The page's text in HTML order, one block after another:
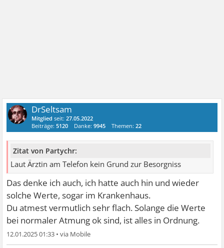
DrSeltsam
Mitglied seit:27.05.2022
Beiträge:5120 Danke:9945 Themen:22
Zitat von Partychr:
Laut Ärztin am Telefon kein Grund zur Besorgniss
Das denke ich auch, ich hatte auch hin und wieder
solche Werte, sogar im Krankenhaus.
Du atmest vermutlich sehr flach. Solange die Werte
bei normaler Atmung ok sind, ist alles in Ordnung.
12.01.2025 01:33 •